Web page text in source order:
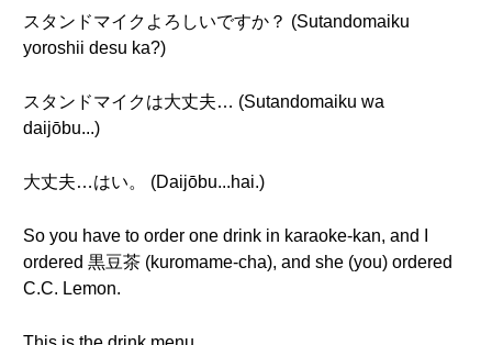
スタンドマイクよろしいですか？ (Sutandomaiku
yoroshii desu ka?)
スタンドマイクは大丈夫… (Sutandomaiku wa
daijōbu...)
大丈夫…はい。 (Daijōbu...hai.)
So you have to order one drink in karaoke-kan, and I
ordered 黒豆茶 (kuromame-cha), and she (you) ordered
C.C. Lemon.